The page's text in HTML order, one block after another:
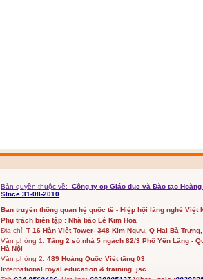
Bản quyền thuộc về:
Công ty cp Giáo dục và Đào tạo
SInce 31-08-2010
Ban truyền thông quan hệ quốc tế - Hiệp hội làng nghề
Phụ trách biên tập : Nhà báo Lê Kim Hoa
Địa chỉ: T 16 Hàn Việt Tower- 348 Kim Ngưu, Q Hai Bà Trưng,
Văn phòng 1:Tầng 2 số nhà 5 ngách 82/3 Phố Yên Lãng -
Hà Nội
Văn phòng 2:489 Hoàng Quốc Việt tầng 03
International royal education & training.,jsc